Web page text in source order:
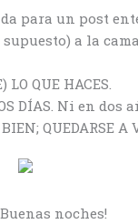
para un post
a la
QUE HACES.
DÍAS. Ni en dos
QUEDARSE A
noches!